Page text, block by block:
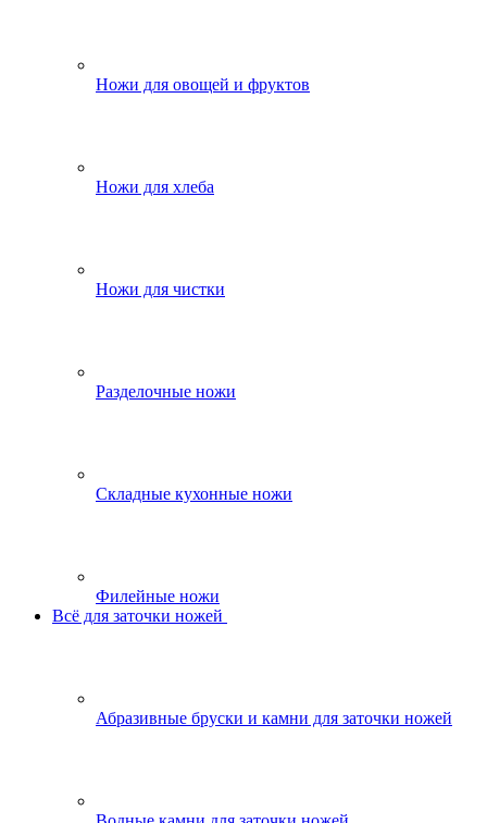
Ножи для овощей и фруктов
Ножи для хлеба
Ножи для чистки
Разделочные ножи
Складные кухонные ножи
Филейные ножи
Всё для заточки ножей
Абразивные бруски и камни для заточки ножей